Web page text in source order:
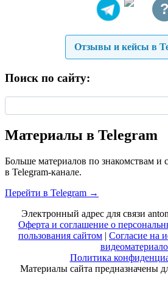
?
Отзывы и кейсы в
Поиск по сайту:
Материалы в Telegram
Больше материалов по знакомствам и
в Telegram-канале.
Перейти в Telegram →
Электронный адрес для связи
Оферта и соглашение о
пользования сайтом | Согласие на
Политика
Материалы сайта предназначены